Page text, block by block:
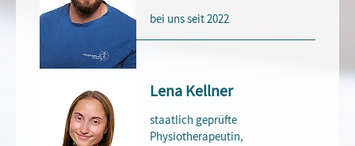
bei uns seit 2022
Lena Kellner
staatlich geprüfte
Physiotherapeutin,